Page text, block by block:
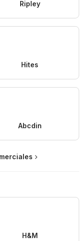
Ripley
Hites
Abcdin
H&M